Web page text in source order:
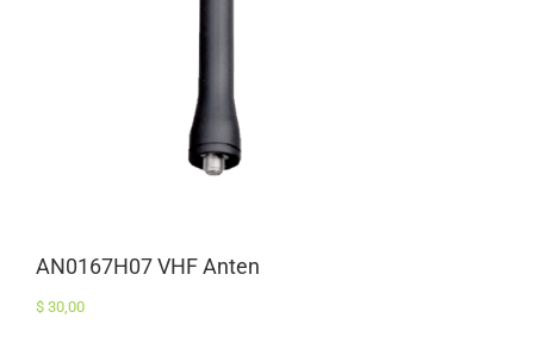
AN0167H07 VHF Anten
$ 30,00